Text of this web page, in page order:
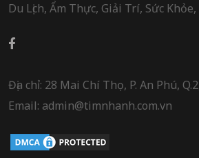
Du Lịch, Ẩm Thực, Giải Trí, Sức
Địa chỉ: 28 Mai Chí Thọ, P. An Phú,
Email: admin@timnhanh.com.vn